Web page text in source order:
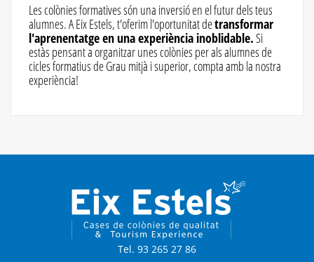
Les colònies formatives són una inversió en el futur dels teus
alumnes. A Eix Estels, t'oferim l'oportunitat detransformar
l'aprenentatge en una experiència inoblidable. Si
estàs pensant a organitzar unes colònies per als alumnes de
cicles formatius de Grau mitjà i superior, compta amb la nostra
experiència!
Tel. 93 265 27 86